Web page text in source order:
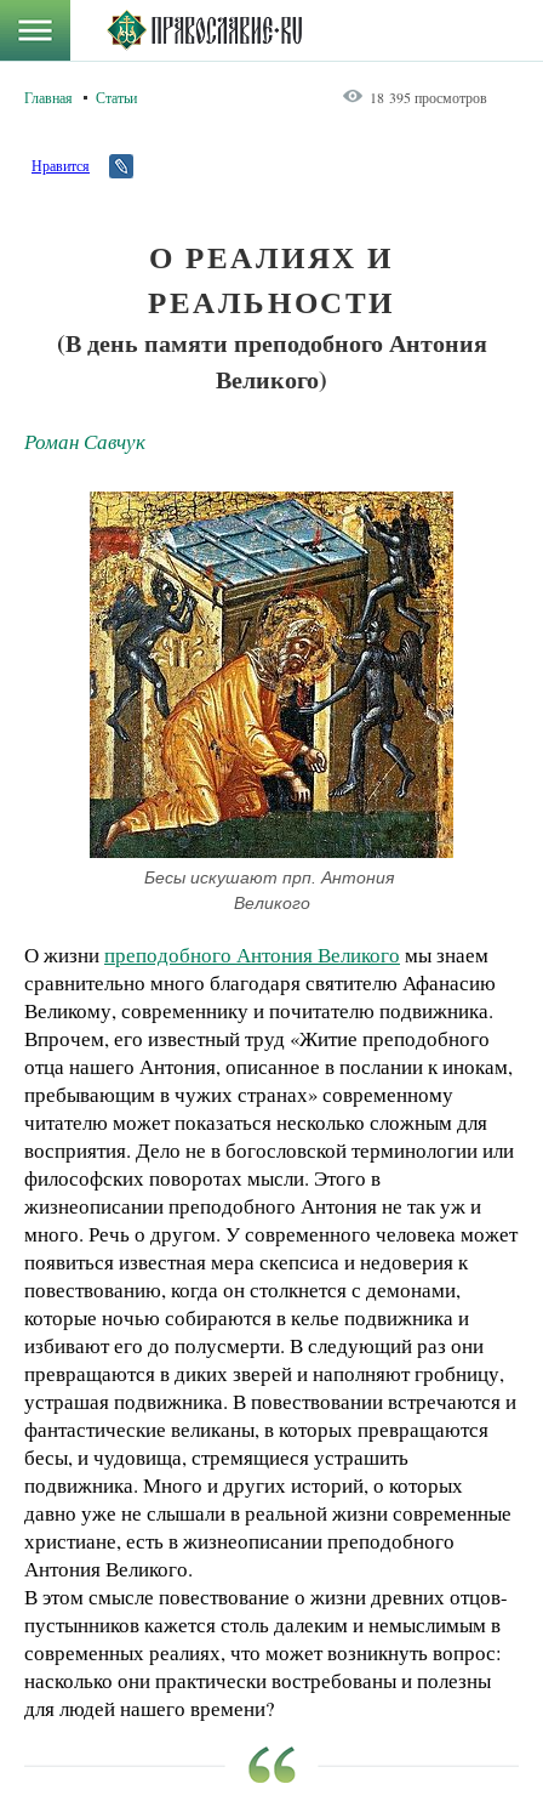
Главная Статьи 18 395 просмотров
Нравится
О РЕАЛИЯХ И
РЕАЛЬНОСТИ
(В день памяти преподобного Антония
Великого)
Роман Савчук
Бесы искушают прп. Антония
Великого
О жизнипреподобного Антония Великого мы знаем
сравнительно много благодаря святителю Афанасию
Великому, современнику и почитателю подвижника.
Впрочем, его известный труд «Житие преподобного
отца нашего Антония, описанное в послании к инокам,
пребывающим в чужих странах» современному
читателю может показаться несколько сложным для
восприятия. Дело не в богословской терминологии или
философских поворотах мысли. Этого в
жизнеописании преподобного Антония не так уж и
много. Речь о другом. У современного человека может
появиться известная мера скепсиса и недоверия к
повествованию, когда он столкнется с демонами,
которые ночью собираются в келье подвижника и
избивают его до полусмерти. В следующий раз они
превращаются в диких зверей и наполняют гробницу,
устрашая подвижника. В повествовании встречаются и
фантастические великаны, в которых превращаются
бесы, и чудовища, стремящиеся устрашить
подвижника. Много и других историй, о которых
давно уже не слышали в реальной жизни современные
христиане, есть в жизнеописании преподобного
Антония Великого.
В этом смысле повествование о жизни древних отцов-
пустынников кажется столь далеким и немыслимым в
современных реалиях, что может возникнуть вопрос:
насколько они практически востребованы и полезны
для людей нашего времени?